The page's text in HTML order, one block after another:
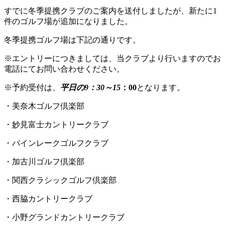
すでに冬季提携クラブのご案内を送付しましたが、新たに1
件のゴルフ場が追加になりました。
冬季提携ゴルフ場は下記の通りです。
※エントリーにつきましては、当クラブより行いますのでお
電話にてお問い合わせください。
※予約受付は、 平日の9：30～15 ：00となります。
・美奈木ゴルフ倶楽部
・妙見富士カントリークラブ
・パインレークゴルフクラブ
・加古川ゴルフ倶楽部
・関西クラシックゴルフ倶楽部
・西脇カントリークラブ
・小野グランドカントリークラブ